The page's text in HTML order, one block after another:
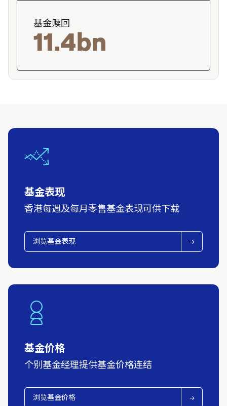
基金赎回
11.4bn
基金表现
香港每週及每月零售基金表现可供下载
浏览基金表现
基金价格
个别基金经理提供基金价格连结
浏览基金价格